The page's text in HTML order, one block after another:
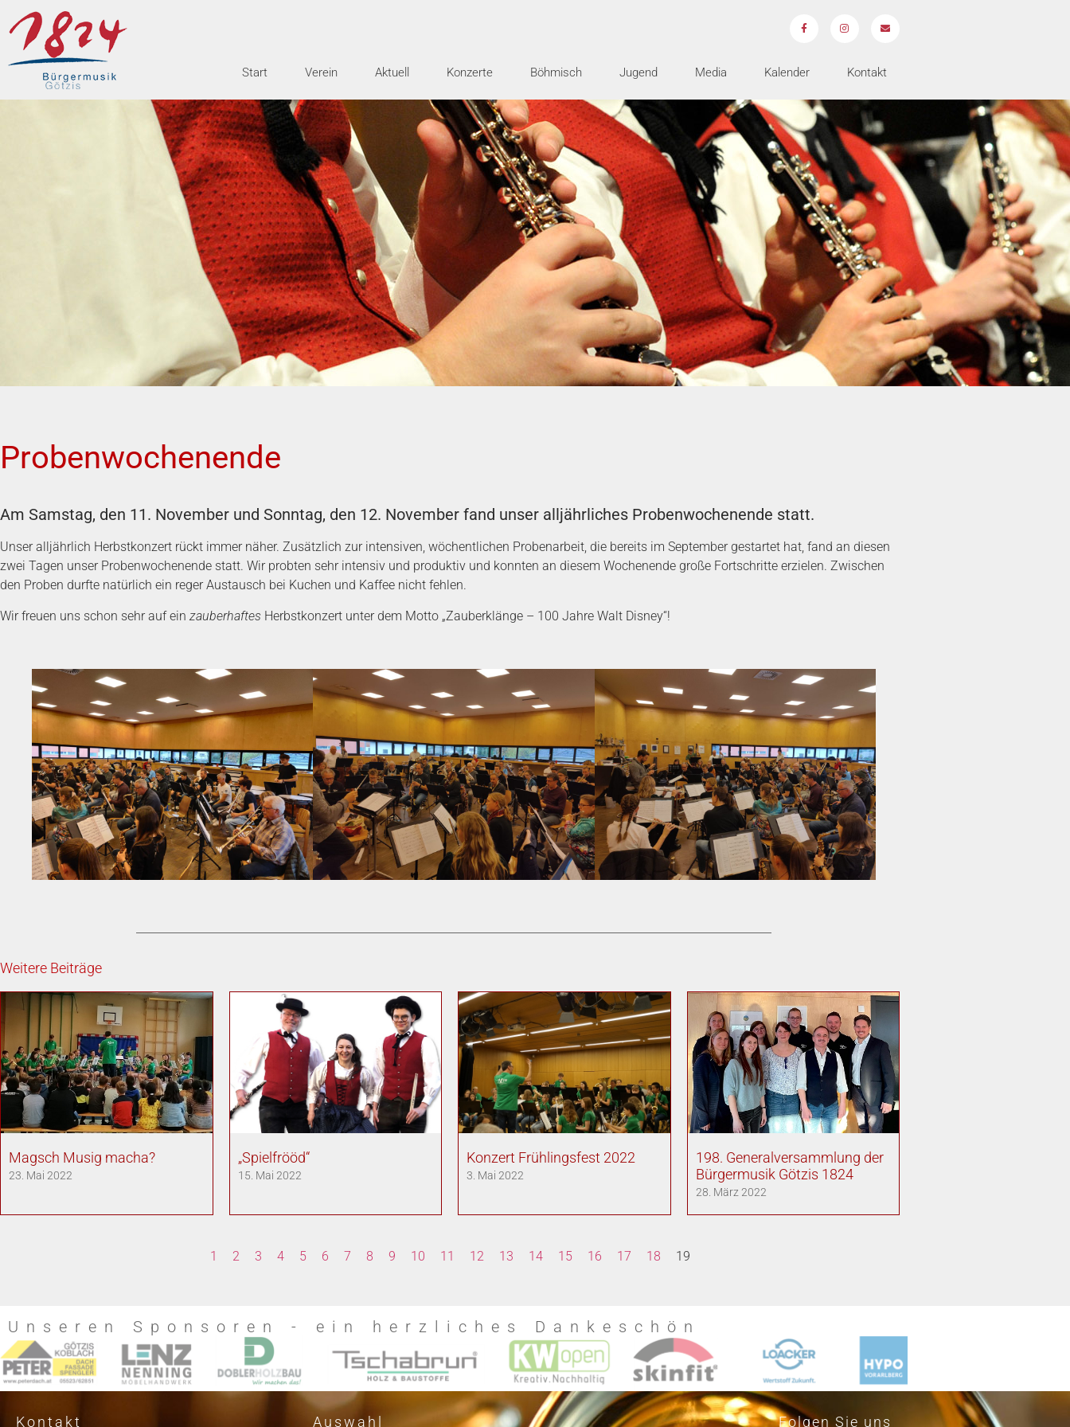
Start Verein Aktuell Konzerte Böhmisch Jugend Media Kalender Kontakt
Probenwochenende
Am Samstag, den 11. November und Sonntag, den 12. November fand unser alljährliches Probenwochenende statt.
Unser alljährlich Herbstkonzert rückt immer näher. Zusätzlich zur intensiven, wöchentlichen Probenarbeit, die bereits im September gestartet hat, fand an diesen
zwei Tagen unser Probenwochenende statt. Wir probten sehr intensiv und produktiv und konnten an diesem Wochenende große Fortschritte erzielen. Zwischen
den Proben durfte natürlich ein reger Austausch bei Kuchen und Kaffee nicht fehlen.
Wir freuen uns schon sehr auf ein zauberhaftes Herbstkonzert unter dem Motto „Zauberklänge – 100 Jahre Walt Disney“!
Weitere Beiträge
Magsch Musig macha?
23. Mai 2022
„Spielfrööd“
15. Mai 2022
Konzert Frühlingsfest 2022
3. Mai 2022
198. Generalversammlung der
Bürgermusik Götzis 1824
28. März 2022
1 2 3 4 5 6 7 8 9 10 11 12 13 14 15 16 17 18 19
Unseren Sponsoren - ein herzliches Dankeschön
Kontakt Auswahl Folgen Sie uns